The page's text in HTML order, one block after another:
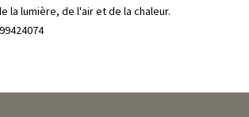
la lumière, de l'air et de la chaleur.